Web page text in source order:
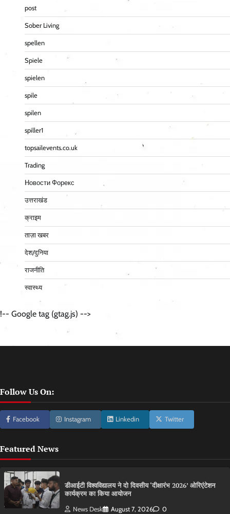
post
Sober Living
spellen
Spiele
spielen
spile
spilen
spiller1
topsailevents.co.uk
Trading
Новости Форекс
उत्तराखंड
क्राइम
ताज़ा खबर
देश/दुनिया
राजनीति
स्वास्थ्य
!-- Google tag (gtag.js) -->
Follow Us On:
Facebook Instagram Linkedin Twitter
Featured News
डीआईटी विश्वविद्यालय ने दो दिवसीय ‘दीक्षारंभ 2026’ ओरिएंटेशन
कार्यक्रम का किया आयोजन
News Desk August 7, 2026 0